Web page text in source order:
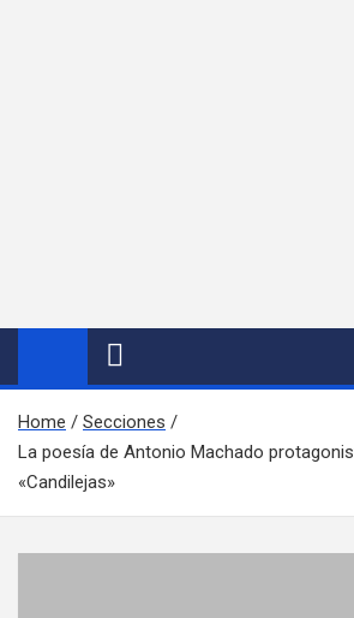
Home
Secciones
La poesía de Antonio Machado
«Candilejas»